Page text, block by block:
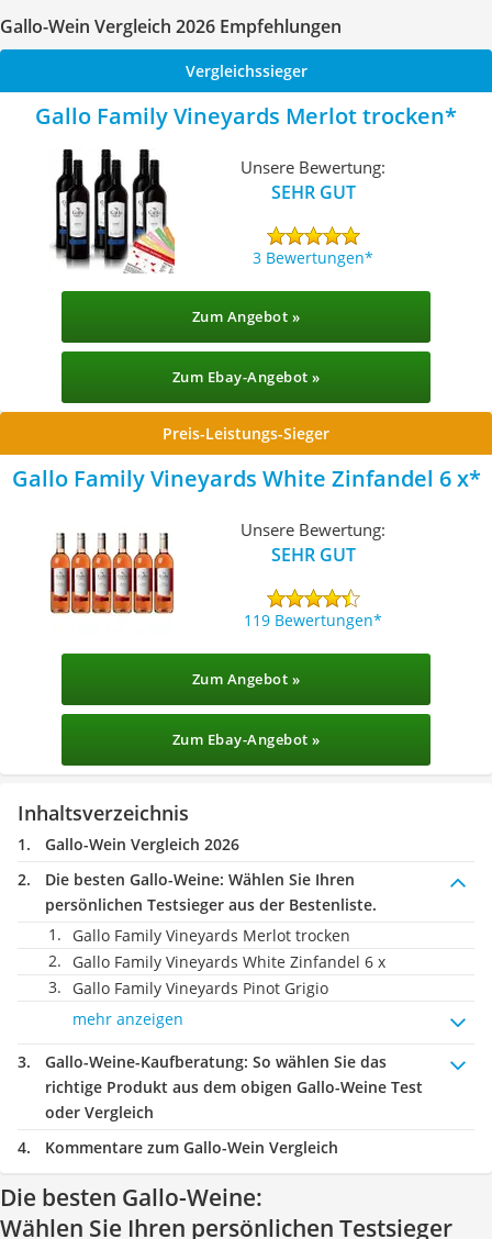
Gallo-Wein Vergleich 2026 Empfehlungen
Vergleichssieger
Gallo Family Vineyards Merlot trocken
Unsere Bewertung:
SEHR GUT
3 Bewertungen
Zum Angebot »
Zum Ebay-Angebot »
Preis-Leistungs-Sieger
Gallo Family Vineyards White Zinfandel 6 x
Unsere Bewertung:
SEHR GUT
119 Bewertungen
Zum Angebot »
Zum Ebay-Angebot »
Inhaltsverzeichnis
Gallo-Wein Vergleich 2026
Die besten Gallo-Weine: Wählen Sie Ihren
persönlichen Testsieger aus der Bestenliste.
Gallo Family Vineyards Merlot trocken
Gallo Family Vineyards White Zinfandel 6 x
Gallo Family Vineyards Pinot Grigio
mehr anzeigen
Gallo-Weine-Kaufberatung: So wählen Sie das
richtige Produkt aus dem obigen Gallo-Weine Test
oder Vergleich
Kommentare zum Gallo-Wein Vergleich
Die besten Gallo-Weine:
Wählen Sie Ihren persönlichen Testsieger